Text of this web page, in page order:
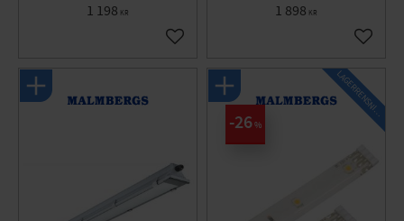
1 198 KR
Gem som favorit
1 898 KR
Gem
26%
L
A
G
E
R
R
E
N
S
N
I
N
G